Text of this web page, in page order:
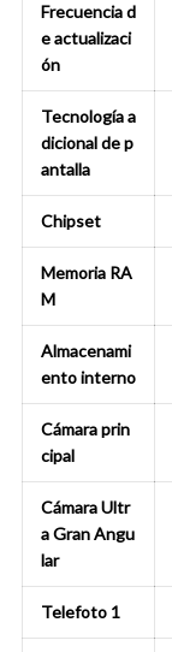
Frecuencia d
e actualizaci
ón
Tecnología a
dicional de p
antalla
Chipset
Memoria RA
M
Almacenami
ento interno
Cámara prin
cipal
Cámara Ultr
a Gran Angu
lar
Telefoto 1